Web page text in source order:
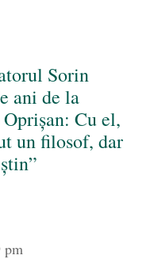
Sorin
ani de la
Cu el,
un filosof, dar
pm